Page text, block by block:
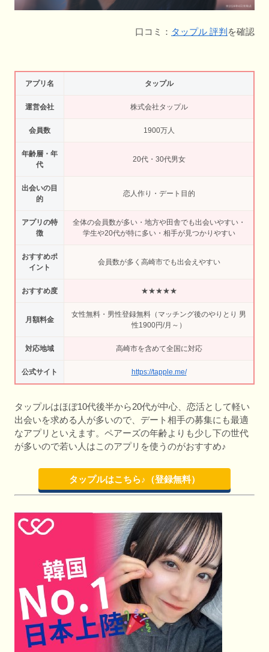
口コミ： タップル 評判 を確認
アプリ名 タップル
運営会社 株式会社タップル
会員数 1900万人
年齢層・年
代
20代・30代男女
出会いの目
的
恋人作り・デート目的
アプリの特
徴
全体の会員数が多い・地方や田舎でも出会いやすい・
学生や20代が特に多い・相手が見つかりやすい
おすすめポ
イント
会員数が多く高崎市でも出会えやすい
おすすめ度 ★★★★★
月額料金
女性無料・男性登録無料（マッチング後のやりとり 男
性1900円/月～）
対応地域 高崎市を含めて全国に対応
公式サイト https://tapple.me/
タップルはほぼ10代後半から20代が中心、恋活として軽い
出会いを求める人が多いので、デート相手の募集にも最適
なアプリといえます。ペアーズの年齢よりも少し下の世代
が多いので若い人はこのアプリを使うのがおすすめ♪
タップルはこちら♪（登録無料）